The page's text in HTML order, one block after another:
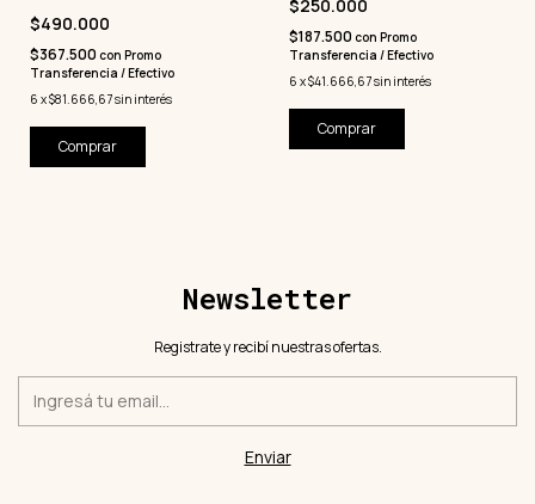
$490.000
$367.500 con Promo
Transferencia / Efectivo
6 x$81.666,67sin interés
Comprar
$250.000
$187.500 con Promo
Transferencia / Efectivo
6 x$41.666,67sin interés
Comprar
Newsletter
Registrate y recibí nuestras ofertas.